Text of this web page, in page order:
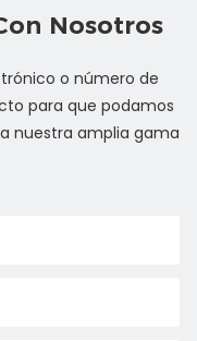
Nosotros
o número de
para que podamos
nuestra amplia gama